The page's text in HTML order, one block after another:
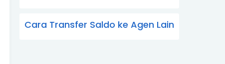
Cara Transfer Saldo ke Agen Lain